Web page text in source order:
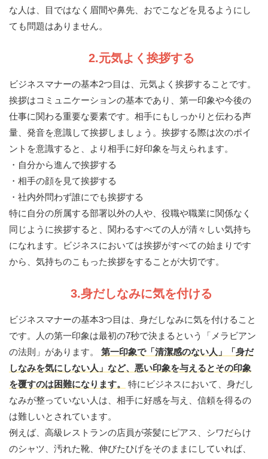
な人は、目ではなく眉間や鼻先、おでこなどを見るようにし
ても問題はありません。
2.元気よく挨拶する
ビジネスマナーの基本2つ目は、元気よく挨拶することです。
挨拶はコミュニケーションの基本であり、第一印象や今後の
仕事に関わる重要な要素です。相手にもしっかりと伝わる声
量、発音を意識して挨拶しましょう。挨拶する際は次のポイ
ントを意識すると、より相手に好印象を与えられます。
・自分から進んで挨拶する
・相手の顔を見て挨拶する
・社内外問わず誰にでも挨拶する
特に自分の所属する部署以外の人や、役職や職業に関係なく
同じように挨拶すると、関わるすべての人が清々しい気持ち
になれます。ビジネスにおいては挨拶がすべての始まりです
から、気持ちのこもった挨拶をすることが大切です。
3.身だしなみに気を付ける
ビジネスマナーの基本3つ目は、身だしなみに気を付けること
です。人の第一印象は最初の7秒で決まるという「メラビアン
の法則」があります。 第一印象で「清潔感のない人」「身だ
しなみを気にしない人」など、悪い印象を与えるとその印象
を覆すのは困難になります。
特にビジネスにおいて、身だし
なみが整っていない人は、相手に好感を与え、信頼を得るの
は難しいとされています。
例えば、高級レストランの店員が茶髪にピアス、シワだらけ
のシャツ、汚れた靴、伸びたひげをそのままにしていれば、